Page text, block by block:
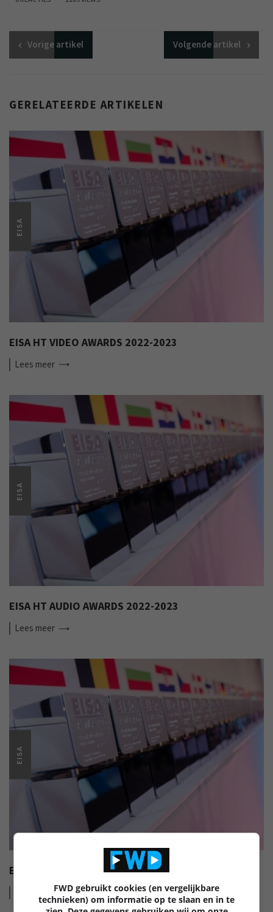
Vorigeartikel Volgendeartikel
GERELATEERDE ARTIKELEN
EISA
EISA HT VIDEO AWARDS 2022-2023
Lees meer
EISA
EISA HT AUDIO AWARDS 2022-2023
Lees meer
EISA
EISA HI-FI AWARDS 2022-2023
meerFWD gebruikt cookies (en vergelijkbare
technieken) om informatie op te slaan en in te